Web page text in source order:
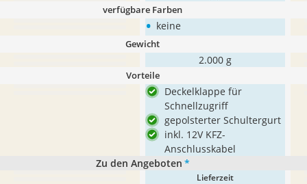
verfügbare Farben
• keine
Gewicht
2.000 g
Vorteile
Deckelklappe für
Schnellzugriff
gepolsterter Schultergurt
inkl. 12V KFZ-
Anschlusskabel
Zu den Angeboten *
Lieferzeit